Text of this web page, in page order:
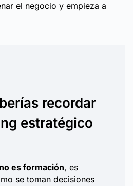
el negocio y empieza a
recordar
estratégico
no es formación, es
se toman decisiones